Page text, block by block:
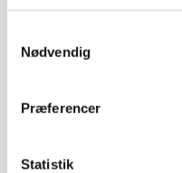
Nødvendig
Præferencer
Statistik
Simpel guide til
Link og guide til